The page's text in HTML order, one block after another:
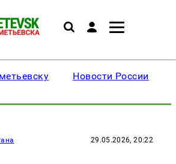
Новости России
29.05.2026, 20:22